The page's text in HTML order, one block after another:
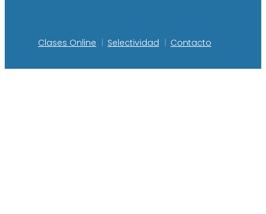
Clases Online Selectividad Contacto